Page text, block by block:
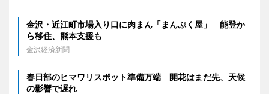
金沢・近江町市場入り口に肉まん「まんぷく屋」 能登か
ら移住、熊本支援も
金沢経済新聞
春日部のヒマワリスポット準備万端 開花はまだ先、天候
の影響で遅れ